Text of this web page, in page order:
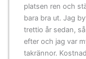
platsen ren och
bara bra ut. Jag
trettio år sedan,
efter och jag var
takrännor.